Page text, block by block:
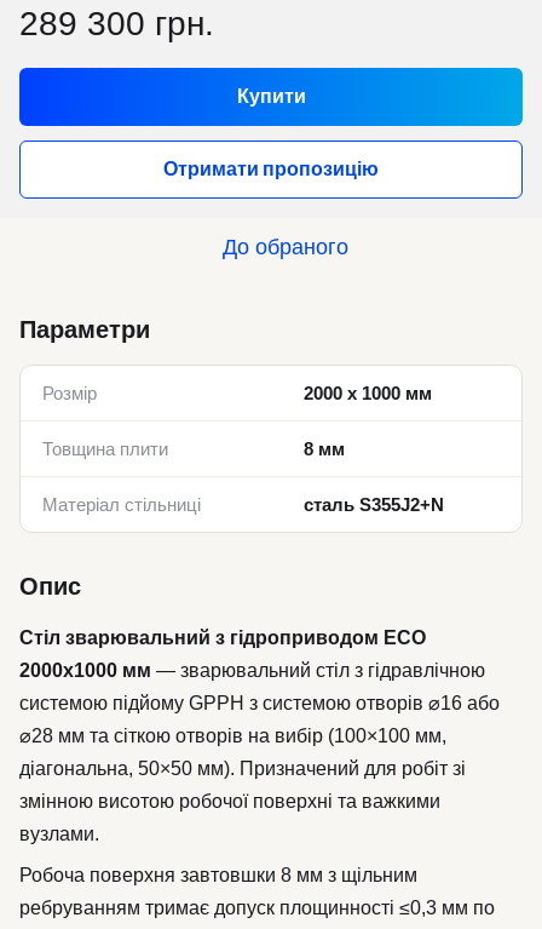
289 300 грн.
Купити
Отримати пропозицію
До обраного
Параметри
Розмір 2000 x 1000 мм
Товщина плити 8 мм
Матеріал стільниці сталь S355J2+N
Опис
Стіл зварювальний з гідроприводом ECO
2000x1000 мм — зварювальний стіл з гідравлічною
системою підйому GPPH з системою отворів ⌀16 або
⌀28 мм та сіткою отворів на вибір (100×100 мм,
діагональна, 50×50 мм). Призначений для робіт зі
змінною висотою робочої поверхні та важкими
вузлами.
Робоча поверхня завтовшки 8 мм з щільним
ребруванням тримає допуск площинності ≤0,3 мм по